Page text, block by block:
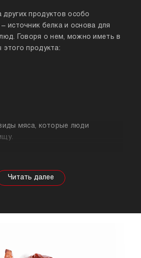
продуктов особо
источник белка и основа для
Говоря о нем, можно иметь в
этого продукта:
мяса, которые люди
Важно понимать, что в
свойства продукта
а мясо перепела отлично